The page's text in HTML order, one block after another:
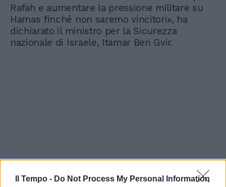
Il Tempo - Do Not Process My Personal Information
Rafah e aumentare la pressione militare su
Hamas finché non saremo vincitori», ha
dichiarato il ministro per la Sicurezza
nazionale di Israele, Itamar Ben Gvir.